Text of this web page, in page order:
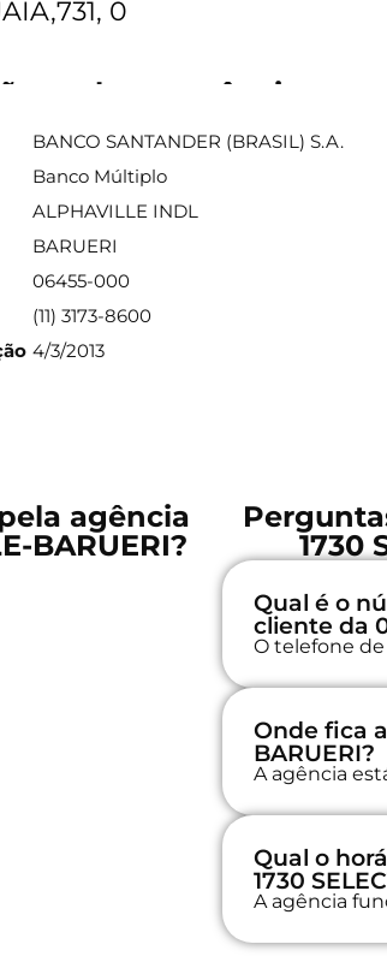
0
sobre a agência
BANCO SANTANDER (BRASIL) S.A.
Banco Múltiplo
ALPHAVILLE INDL
BARUERI
06455-000
(11) 3173-8600
4/3/2013
agência
BARUERI?
1730
Qual é o
cliente da
O telefone de
Onde fica
BARUERI?
A agência
Qual o
1730
A agência